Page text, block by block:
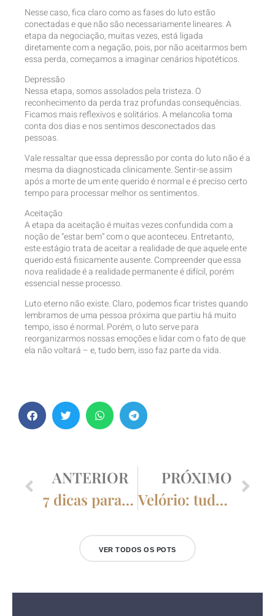
Nesse caso, fica claro como as fases do luto estão
conectadas e que não são necessariamente lineares. A
etapa da negociação, muitas vezes, está ligada
diretamente com a negação, pois, por não aceitarmos bem
essa perda, começamos a imaginar cenários hipotéticos.
Depressão
Nessa etapa, somos assolados pela tristeza. O
reconhecimento da perda traz profundas consequências.
Ficamos mais reflexivos e solitários. A melancolia toma
conta dos dias e nos sentimos desconectados das
pessoas.
Vale ressaltar que essa depressão por conta do luto não é a
mesma da diagnosticada clinicamente. Sentir-se assim
após a morte de um ente querido é normal e é preciso certo
tempo para processar melhor os sentimentos.
Aceitação
A etapa da aceitação é muitas vezes confundida com a
noção de “estar bem” com o que aconteceu. Entretanto,
este estágio trata de aceitar a realidade de que aquele ente
querido está fisicamente ausente. Compreender que essa
nova realidade é a realidade permanente é difícil, porém
essencial nesse processo.
Luto eterno não existe. Claro, podemos ficar tristes quando
lembramos de uma pessoa próxima que partiu há muito
tempo, isso é normal. Porém, o luto serve para
reorganizarmos nossas emoções e lidar com o fato de que
ela não voltará – e, tudo bem, isso faz parte da vida.
ANTERIOR
7 dicas para ajudar a superar o luto.
PRÓXIMO
Velório: tudo que você precisa saber
VER TODOS OS POTS